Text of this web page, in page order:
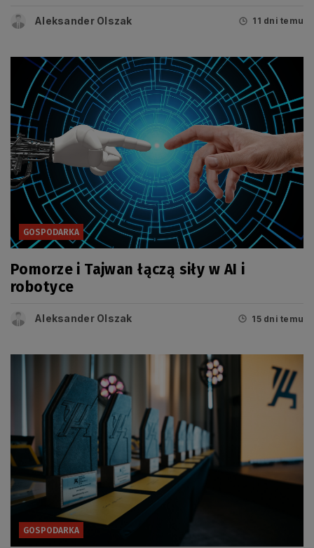
Aleksander Olszak 11 dni temu
GOSPODARKA
Pomorze i Tajwan łączą siły w AI i
robotyce
Aleksander Olszak 15 dni temu
GOSPODARKA